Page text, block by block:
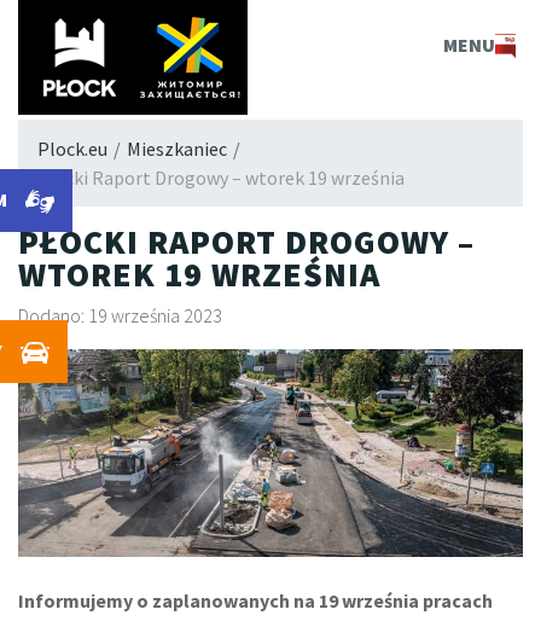
MENU
Plock.eu / Mieszkaniec /
Płocki Raport Drogowy – wtorek 19 września
PŁOCKI RAPORT DROGOWY –
WTOREK 19 WRZEŚNIA
Dodano: 19 września 2023
Informujemy o zaplanowanych na 19 września pracach